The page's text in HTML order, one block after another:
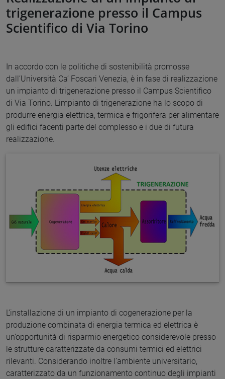
trigenerazione presso il Campus
Scientifico di Via Torino
In accordo con le politiche di sostenibilità promosse
dall’Università Ca’ Foscari Venezia, è in fase di realizzazione
un impianto di trigenerazione presso il Campus Scientifico
di Via Torino. L’impianto di trigenerazione ha lo scopo di
produrre energia elettrica, termica e frigorifera per alimentare
gli edifici facenti parte del complesso e i due di futura
realizzazione.
L’installazione di un impianto di cogenerazione per la
produzione combinata di energia termica ed elettrica è
un’opportunità di risparmio energetico considerevole presso
le strutture caratterizzate da consumi termici ed elettrici
rilevanti. Considerando inoltre l’ambiente universitario,
caratterizzato da un funzionamento continuo degli impianti